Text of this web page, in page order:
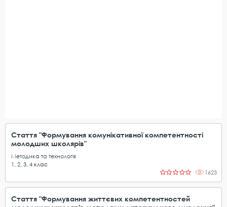
Стаття "Формування комунікативної компетентності
молодших школярів"
Методика та технологія
1
2 3 4 клас
1623
Стаття "Формування життєвих компетентностей